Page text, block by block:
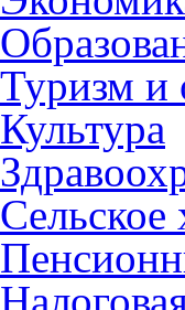
Туризм и
Культура
Сельское